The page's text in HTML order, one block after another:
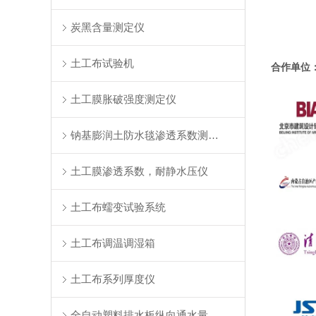
炭黑含量测定仪
土工布试验机
土工膜胀破强度测定仪
钠基膨润土防水毯渗透系数测定仪
土工膜渗透系数，耐静水压仪
土工布蠕变试验系统
土工布调温调湿箱
土工布系列厚度仪
合作单位